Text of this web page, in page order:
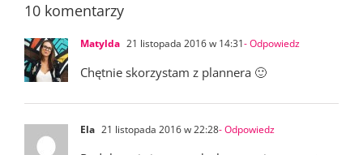
10 komentarzy
Matylda 21 listopada 2016 w 14:31- Odpowiedz
Chętnie skorzystam z plannera 🙂
Ela 21 listopada 2016 w 22:28- Odpowiedz